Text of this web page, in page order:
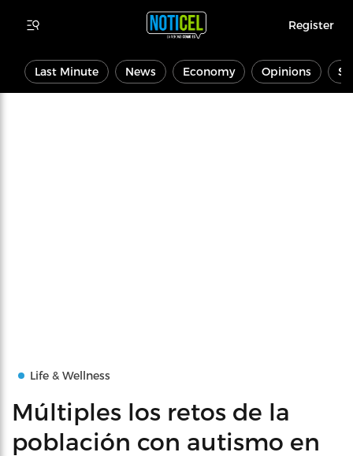
Register
Last Minute News Economy Opinions
Life & Wellness
Múltiples los retos de la
población con autismo en